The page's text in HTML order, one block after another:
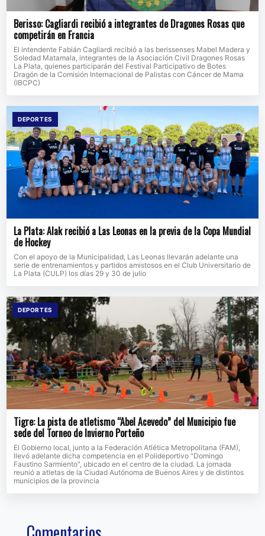
Berisso: Cagliardi recibió a integrantes de Dragones Rosas que
competirán en Francia
El intendente Fabián Cagliardi recibió a las berissenses Mabel Madera y
Soledad Matamala, integrantes de la Asociación Civil Dragones Rosas
La Plata, quienes participarán del Festival Participativo de Botes
Dragón de la Comisión Internacional de Palistas con Cáncer de Mama
(IBCPC)
DEPORTES
La Plata: Alak recibió a Las Leonas en la previa de la Copa Mundial
de Hockey
Con el apoyo de la Municipalidad, Las Leonas llevarán adelante una
serie de entrenamientos y partidos amistosos en el Club Universitario de
La Plata (CULP) los días 29 y 30 de julio
DEPORTES
Tigre: La pista de atletismo “Abel Acevedo” del Municipio fue
sede del Torneo de Invierno Porteño
El Gobierno local, junto a la Federación Atlética Metropolitana (FAM),
llevó adelante dicha competencia en el Polideportivo "Domingo
Faustino Sarmiento", ubicado en el centro de la ciudad. La jornada
reunió a atletas de la Ciudad Autónoma de Buenos Aires y de distintos
municipios de la provincia